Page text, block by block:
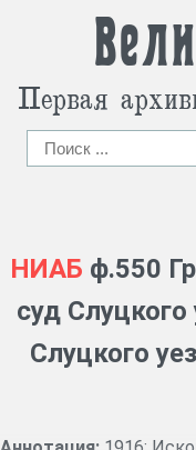
Первая
НИАБ ф.550
суд Слуцкого
Слуцкого